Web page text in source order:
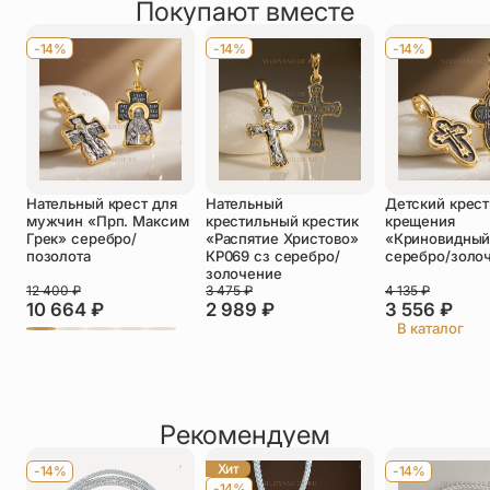
Оставить отзыв
Телефон
Отзыв*
Прикрепить фото
Покупают вместе
-14%
Нательный крест для
мужчин «Прп. Максим
Грек» серебро/
позолота
10 664 ₽
12 400₽
-14%
Нательный
крестильный крестик
«Распятие Христово»
КР069 сз серебро/
золочение
2 989 ₽
3 475₽
-14%
Детский
крещения
серебро/
3 556 ₽
4 135₽
В каталог
Рекомендуем
-14%
Хит
-14%